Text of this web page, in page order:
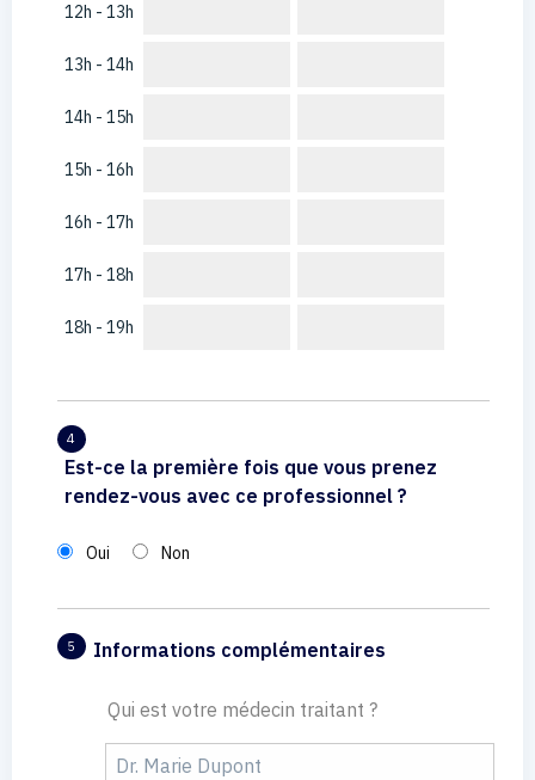
12h - 13h
13h - 14h
14h - 15h
15h - 16h
16h - 17h
17h - 18h
18h - 19h
4
Est-ce la première fois que vous prenez
rendez-vous avec ce professionnel ?
Oui Non
5 Informations complémentaires
Qui est votre médecin traitant ?